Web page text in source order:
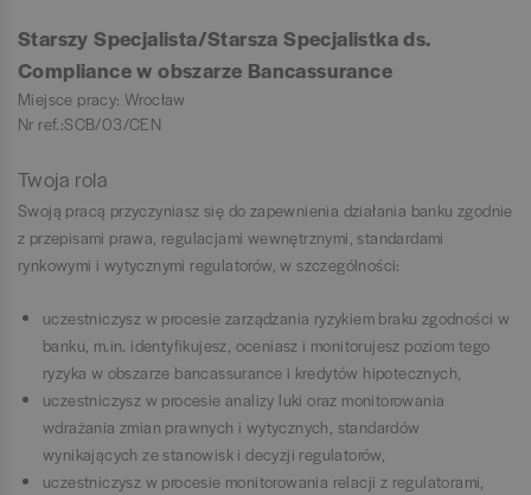
Starszy Specjalista/Starsza Specjalistka ds.
Compliance w obszarze Bancassurance
Miejsce pracy: Wrocław
Nr ref.:SCB/03/CEN
Twoja rola
Swoją pracą przyczyniasz się do zapewnienia działania banku zgodnie
z przepisami prawa, regulacjami wewnętrznymi, standardami
rynkowymi i wytycznymi regulatorów, w szczególności:
uczestniczysz w procesie zarządzania ryzykiem braku zgodności w
banku, m.in. identyfikujesz, oceniasz i monitorujesz poziom tego
ryzyka w obszarze bancassurance i kredytów hipotecznych,
uczestniczysz w procesie analizy luki oraz monitorowania
wdrażania zmian prawnych i wytycznych, standardów
wynikających ze stanowisk i decyzji regulatorów,
uczestniczysz w procesie monitorowania relacji z regulatorami,